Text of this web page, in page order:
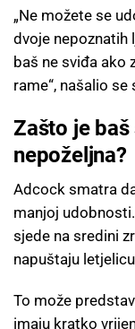
„Ne možete se
dvoje nepoznatih
baš ne sviđa ako
rame“, našalio
Zašto je
nepoželjna?
Adcock smatra
manjoj
sjede na sredini
napuštaju
To može
imaju kratko